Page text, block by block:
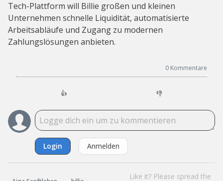
Tech-Plattform will Billie großen und kleinen
Unternehmen schnelle Liquidität, automatisierte
Arbeitsabläufe und Zugang zu modernen
Zahlungslösungen anbieten.
0 Kommentare
👍 👎
Login Anmelden
Like it? Please spread the